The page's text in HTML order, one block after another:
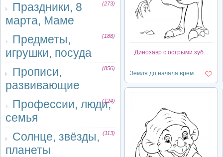
Праздники, 8
марта, Маме
(273)
Предметы,
игрушки, посуда
(188)
Прописи,
развивающие
(856)
Профессии, люди,
семья
(124)
Солнце, звёзды,
планеты
(113)
Динозавр с острыми зуб...
Земля до начала врем...